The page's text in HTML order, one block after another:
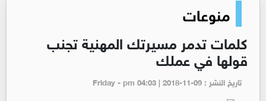
منوعات
كلمات تدمر مسيرتك المهنية تجنب
قولها في عملك
تاريخ النشر : Friday - pm 04:03 | 2018-11-09